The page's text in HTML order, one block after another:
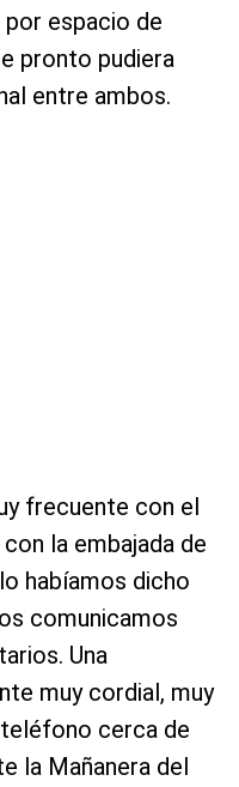
espacio de
pronto pudiera
entre ambos.
frecuente con el
la embajada de
habíamos dicho
comunicamos
Una
muy cordial, muy
cerca de
la Mañanera del